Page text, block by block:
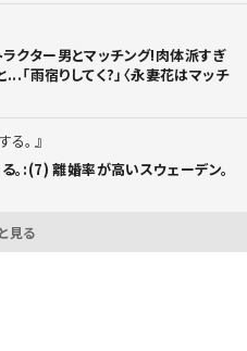
ラクター男とマッチング!肉体派すぎ
「雨宿りしてく?」〈永妻花はマッチ
。
。:(7) 離婚率が高いスウェーデン。
見る